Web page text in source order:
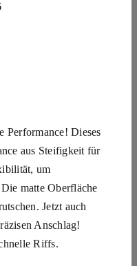
Performance! Dieses
aus Steifigkeit für
um
matte Oberfläche
Jetzt auch
Anschlag!
Riffs.